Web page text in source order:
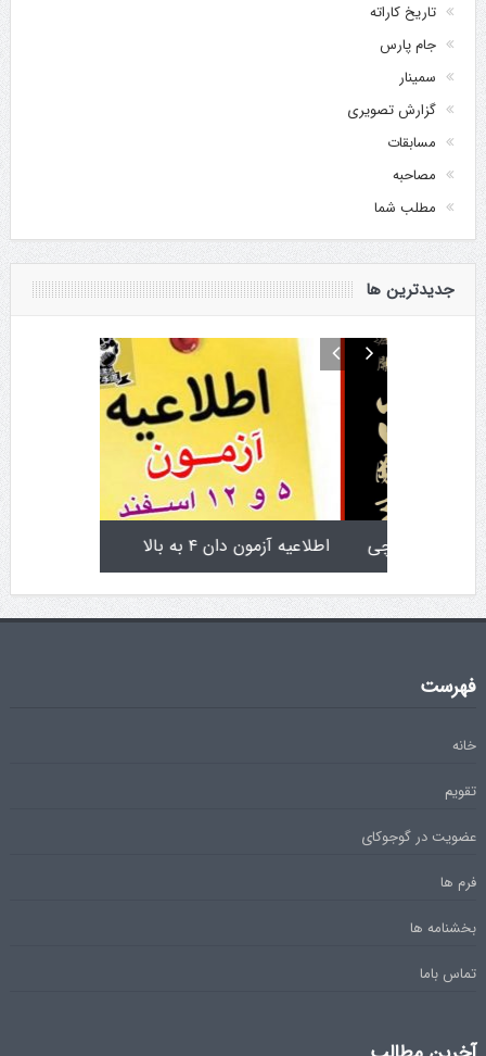
تاریخ کاراته
جام پارس
سمینار
گزارش تصویری
مسابقات
مصاحبه
مطلب شما
جدیدترین ها
اطلاعیه آزمون تولد کایچو سن سی گوگن یاماگوچی
فهرست
خانه
تقویم
عضویت در گوجوکای
فرم ها
بخشنامه ها
تماس باما